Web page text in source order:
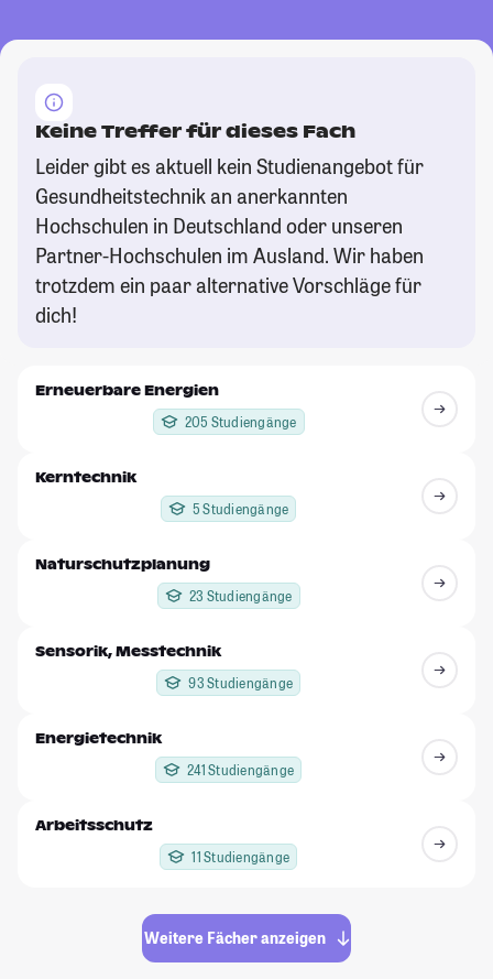
Keine Treffer für dieses Fach
Leider gibt es aktuell kein Studienangebot für
Gesundheitstechnik an anerkannten
Hochschulen in Deutschland oder unseren
Partner-Hochschulen im Ausland. Wir haben
trotzdem ein paar alternative Vorschläge für
dich!
Erneuerbare Energien
205 Studiengänge
Kerntechnik
5 Studiengänge
Naturschutzplanung
23 Studiengänge
Sensorik, Messtechnik
93 Studiengänge
Energietechnik
241 Studiengänge
Arbeitsschutz
11 Studiengänge
Weitere Fächer anzeigen